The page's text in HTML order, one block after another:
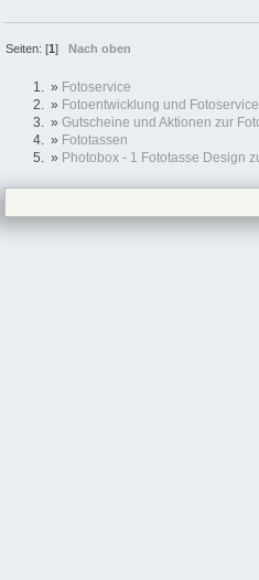
Seiten: [1]Nach oben
» Fotoservice
» Fotoentwicklung und Fotoservice
» Gutscheine und Aktionen zur
» Fototassen
» Photobox - 1 Fototasse Design